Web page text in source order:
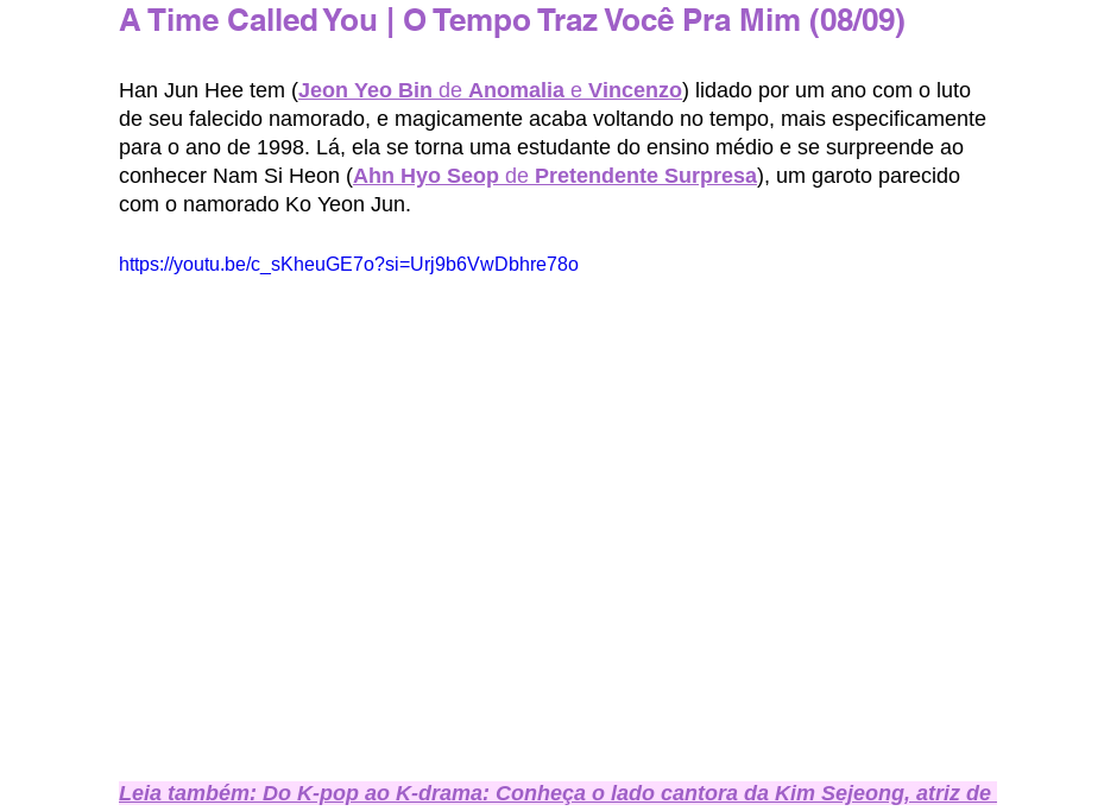
A Time Called You | O Tempo Traz Você Pra Mim (08/09)
Han Jun Hee tem (Jeon Yeo Bin de Anomalia e Vincenzo) lidado por um ano com o luto
de seu falecido namorado, e magicamente acaba voltando no tempo, mais especificamente
para o ano de 1998. Lá, ela se torna uma estudante do ensino médio e se surpreende ao
conhecer Nam Si Heon (Ahn Hyo Seop de Pretendente Surpresa), um garoto parecido
com o namorado Ko Yeon Jun.
https://youtu.be/c_sKheuGE7o?si=Urj9b6VwDbhre78o
Leia também: Do K-pop ao K-drama: Conheça o lado cantora da Kim Sejeong, atriz de